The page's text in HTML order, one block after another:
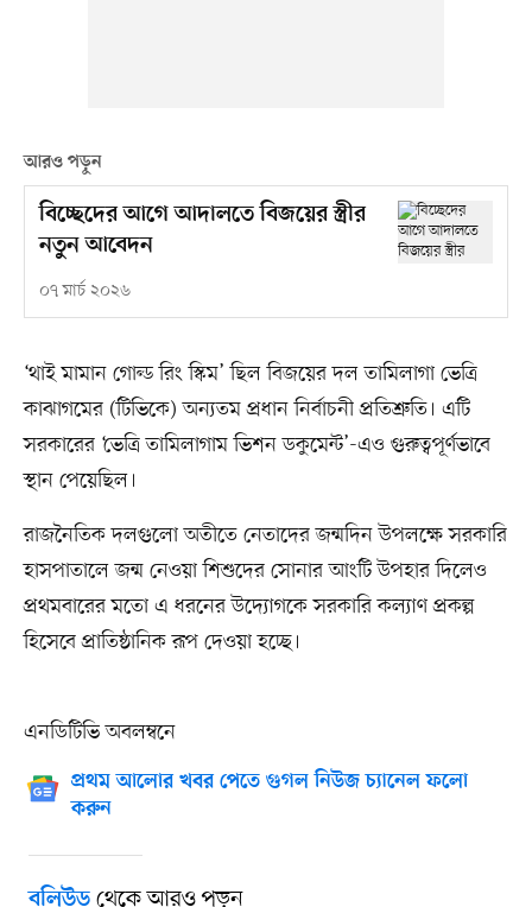
আরও পড়ুন
বিচ্ছেদের আগে আদালতে বিজয়ের স্ত্রীর
নতুন আবেদন
০৭ মার্চ ২০২৬
‘থাই মামান গোল্ড রিং স্কিম’ ছিল বিজয়ের দল তামিলাগা ভেত্রি
কাঝাগমের (টিভিকে) অন্যতম প্রধান নির্বাচনী প্রতিশ্রুতি। এটি
সরকারের ‘ভেত্রি তামিলাগাম ভিশন ডকুমেন্ট’-এও গুরুত্বপূর্ণভাবে
স্থান পেয়েছিল।
রাজনৈতিক দলগুলো অতীতে নেতাদের জন্মদিন উপলক্ষে সরকারি
হাসপাতালে জন্ম নেওয়া শিশুদের সোনার আংটি উপহার দিলেও
প্রথমবারের মতো এ ধরনের উদ্যোগকে সরকারি কল্যাণ প্রকল্প
হিসেবে প্রাতিষ্ঠানিক রূপ দেওয়া হচ্ছে।
এনডিটিভি অবলম্বনে
প্রথম আলোর খবর পেতে গুগল নিউজ চ্যানেল ফলো
করুন
বলিউডথেকে আরও পড়ুন